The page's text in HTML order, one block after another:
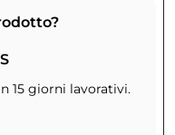
15 giorni lavorativi.